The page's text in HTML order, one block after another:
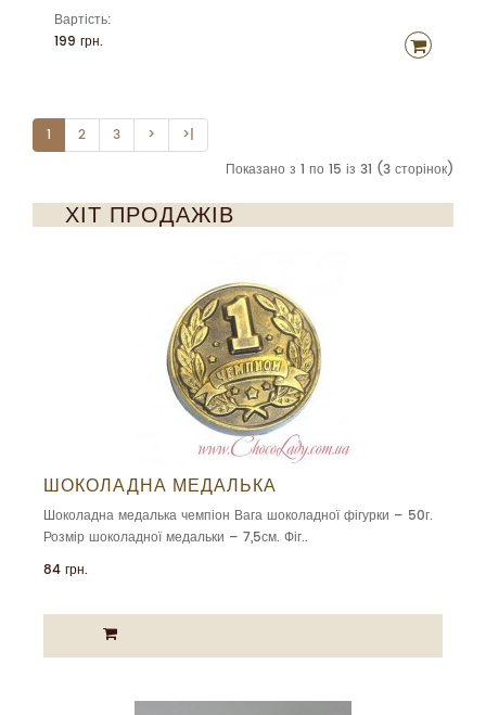
Вартість:
199 грн.
1 2 3 >
>|
Показано з 1 по 15 із 31 (3 сторінок)
ХІТ ПРОДАЖІВ
ШОКОЛАДНА МЕДАЛЬКА
Шоколадна медалька чемпіон Вага шоколадної фігурки – 50г.
Розмір шоколадної медальки – 7,5см. Фіг..
84 грн.